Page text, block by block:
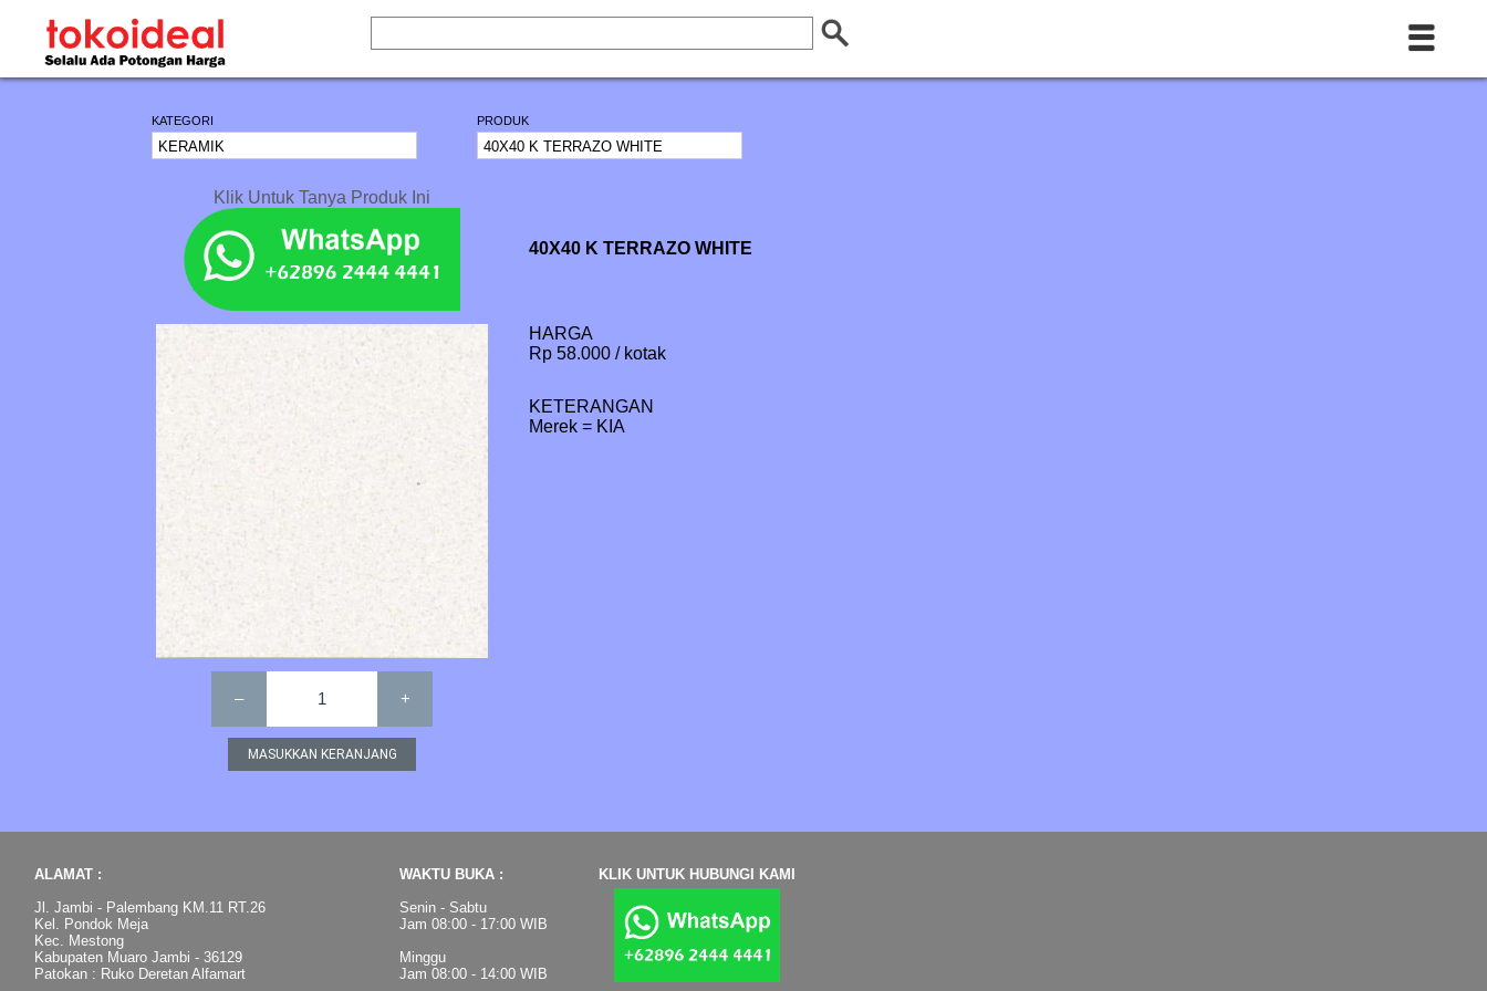
KATEGORI PRODUK
Klik Untuk Tanya Produk Ini
40X40 K TERRAZO WHITE
HARGA
Rp 58.000 / kotak
KETERANGAN
Merek = KIA
– 1 +
ALAMAT :
Jl. Jambi - Palembang KM.11 RT.26
Kel. Pondok Meja
Kec. Mestong
Kabupaten Muaro Jambi - 36129
Patokan : Ruko Deretan Alfamart
WAKTU BUKA :
Senin - Sabtu
Jam 08:00 - 17:00 WIB
Minggu
Jam 08:00 - 14:00 WIB
KLIK UNTUK HUBUNGI KAMI